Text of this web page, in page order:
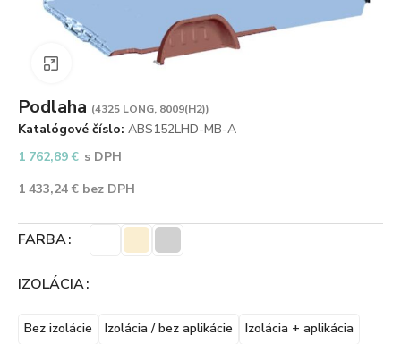
Zväčšiť obrázok
Podlaha (4325 LONG, 8009(H2))
Katalógové číslo: ABS152LHD-MB-A
1 762,89€ s DPH
1 433,24€ bez DPH
FARBA
IZOLÁCIA
Bez izolácie Izolácia / bez aplikácie Izolácia + aplikácia